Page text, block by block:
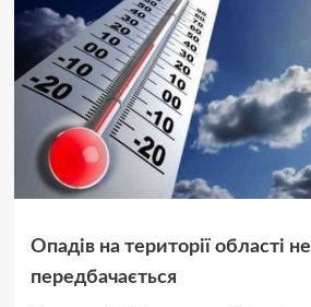
Опадів на території області не
передбачається